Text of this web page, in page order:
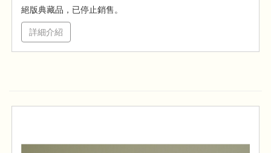
絕版典藏品，已停止銷售。
詳細介紹